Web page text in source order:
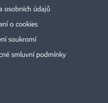
osobních údajů
o cookies
soukromí
smluvní podmínky